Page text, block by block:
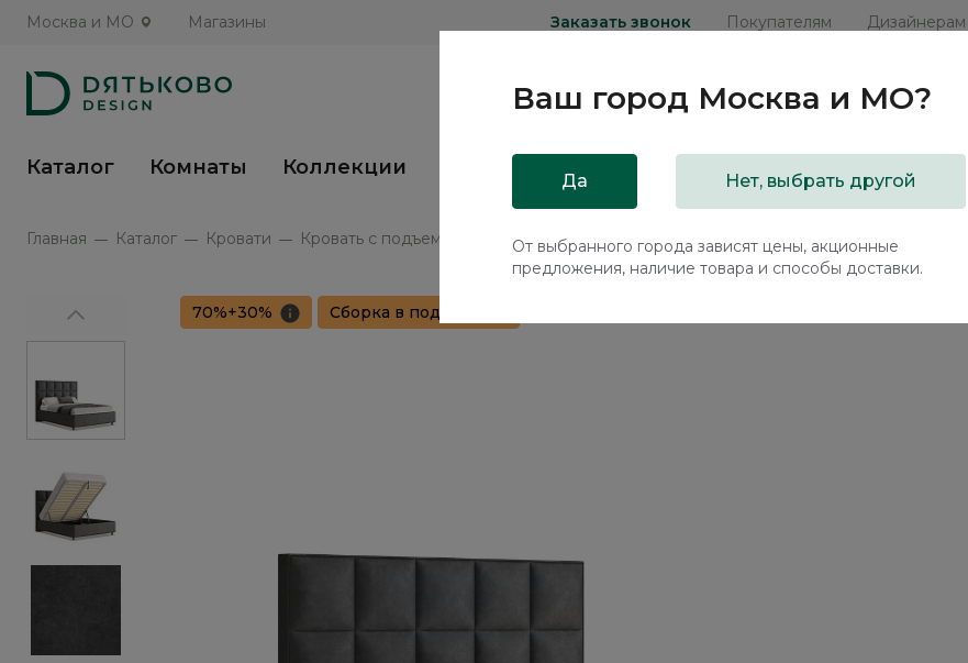
Москва и МО Магазины Заказать звонок Покупателям Дизайнерам
Каталог Комнаты Коллекции Распродажа
Главная Каталог Кровати Кровать с подъемным механизмом Корал / Coral NK222.13
70%+30% Сборка в подарок
Ваш город Москва и МО?
Да Нет, выбрать другой
От выбранного города зависят цены, акционные
предложения, наличие товара и способы доставки.